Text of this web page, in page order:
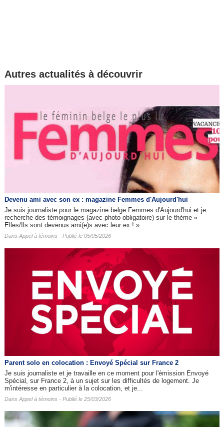
Autres actualités à découvrir
Devenu ami avec son ex : magazine Femmes d'Aujourd'hui
Je suis journaliste pour le magazine belge Femmes d'Aujourd'hui et je
recherche des témoignages (avec photo obligatoire) sur le thème «
Elles/Ils sont devenus ami(e)s avec leur ex ! » ...
Dans Appel à témoins - Publié le 05/05/2026
Parent solo en colocation : Envoyé Spécial sur France 2
Je suis journaliste et je travaille en ce moment pour l'émission Envoyé
Spécial, sur France 2, à un sujet sur les difficultés de logement. Je
m'intéresse en particulier à la colocation, et je...
Dans Appel à témoins - Publié le 25/03/2026